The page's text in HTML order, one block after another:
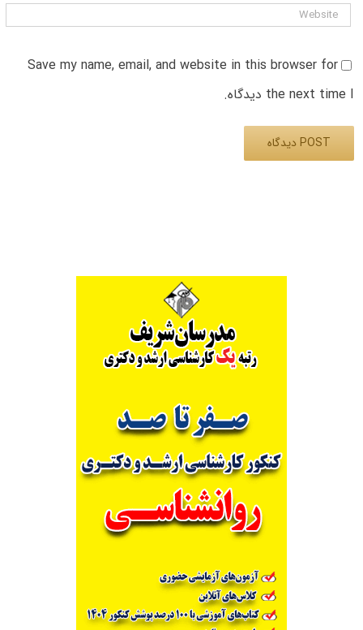
Save my name, email, and website in this browser for
the next time I دیدگاه.